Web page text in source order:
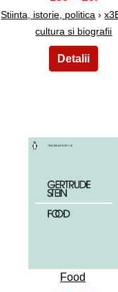
Stiinta, istorie, politica ›
cultura si biografii
Food